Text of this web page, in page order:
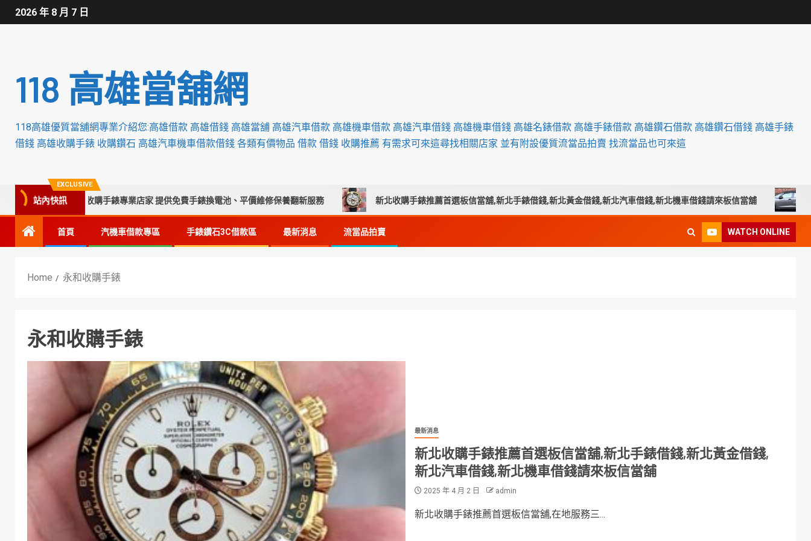
2026 年 8 月 7 日
118 高雄當舖網
118高雄優質當舖網專業介紹您:高雄借款 高雄借錢 高雄當舖 高雄汽車借款 高雄機車借款 高雄汽車借錢 高雄機車借錢 高雄名錶借款 高雄手錶借款 高雄鑽石借款 高雄鑽石借錢 高雄手錶
借錢 高雄收購手錶 收購鑽石 高雄汽車機車借款借錢 各類有價物品 借款 借錢 收購推薦 有需求可來這尋找相關店家 並有附設優質流當品拍賣 找流當品也可來這
EXCLUSIVE
站內快訊
中彰化南投苗栗收購手錶專業店家 提供免費手錶換電池、平價維修保養翻新服務 新北收購手錶推薦首選板信當舖,新北手錶借錢,新北黃金借錢,新北汽車借錢,新北機車借錢請來板信當舖 南投
首頁 汽機車借款專區 手錶鑽石3C借款區 最新消息 流當品拍賣 WATCH ONLINE
Home 永和收購手錶
永和收購手錶
最新消息
新北收購手錶推薦首選板信當舖,新北手錶借錢,新北黃金借錢,
新北汽車借錢,新北機車借錢請來板信當舖
2025 年 4 月 2 日 admin
新北收購手錶推薦首選板信當舖,在地服務三...